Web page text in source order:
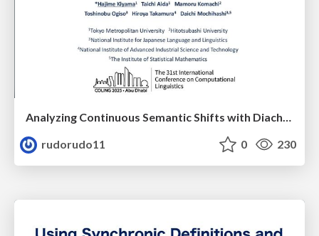
Analyzing Continuous Semantic Shifts with Diachronic Word Similarity Matrices.
rudorudo11
0 230